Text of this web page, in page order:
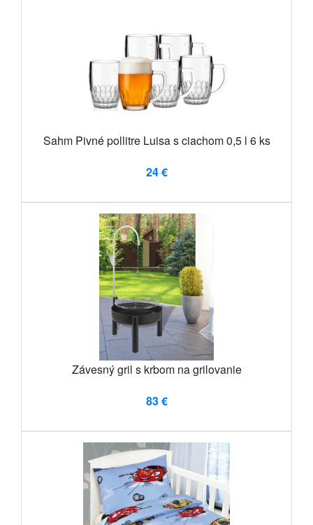
Sahm Pivné pollitre Luisa s ciachom 0,5 l 6 ks
24 €
Závesný gril s krbom na grilovanie
83 €